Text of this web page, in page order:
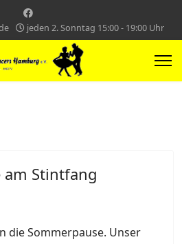
jeden 2. Sonntag 15:00 - 19:00 Uhr
am Stintfang
die Sommerpause. Unser